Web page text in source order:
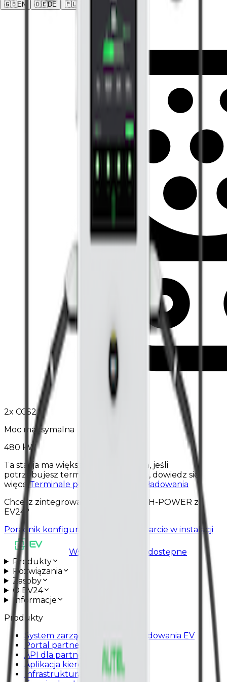
🇬🇧EN 🇩🇪DE 🇵🇱
2x CCS2
Moc maksymalna
480 kW
Ta stacja ma większą moc ładowania, jeśli
potrzebujesz terminala płatniczego, dowiedz się
więcejTerminale płatnicze dla stacji ładowania
Chcesz zintegrować AUTEL DC-HIGH-POWER z
EV24?
Poradnik konfiguracyjny
Umów wsparcie w instalacji
Wszystkie usługi są dostępne
Produkty
Rozwiązania
Zasoby
O EV24
Informacje
Produkty
System zarządzania stacjami ładowania EV
Portal partnera
API dla partnerów
Aplikacja kierowcy
Infrastruktura ładowania